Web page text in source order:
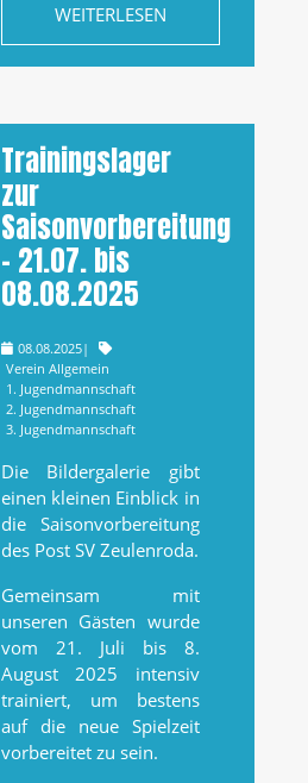
WEITERLESEN
Trainingslager
zur
Saisonvorbereitung
– 21.07. bis
08.08.2025
08.08.2025|
Verein Allgemein
1. Jugendmannschaft
2. Jugendmannschaft
3. Jugendmannschaft
Die Bildergalerie gibt
einen kleinen Einblick in
die Saisonvorbereitung
des Post SV Zeulenroda.
Gemeinsam mit
unseren Gästen wurde
vom 21. Juli bis 8.
August 2025 intensiv
trainiert, um bestens
auf die neue Spielzeit
vorbereitet zu sein.